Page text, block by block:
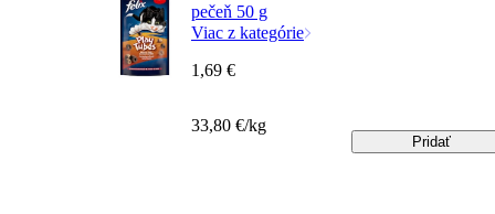
pečeň 50 g
Viac z kategórie
1,69 €
33,80 €/kg
Pridať